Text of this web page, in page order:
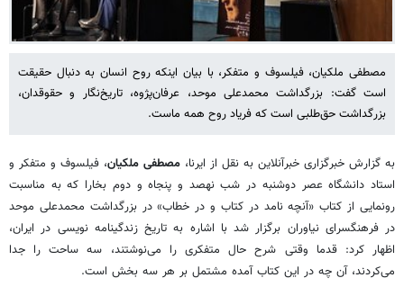
مصطفی ملکیان، فیلسوف و متفکر، با بیان اینکه روح انسان به دنبال حقیقت
است گفت: بزرگداشت محمدعلی موحد، عرفان‌پژوه، تاریخ‌نگار و حقوقدان،
بزرگداشت حق‌طلبی است که فریاد روح همه ماست.
به گزارش خبرگزاری خبرآنلاین به نقل از ایرنا، مصطفی ملکیان، فیلسوف و متفکر و
استاد دانشگاه عصر دوشنبه در شب نهصد و پنجاه و دوم بخارا که به مناسبت
رونمایی از کتاب «آنچه نامد در کتاب و در خطاب» در بزرگداشت محمدعلی موحد
در فرهنگسرای نیاوران برگزار شد با اشاره به تاریخ زندگینامه نویسی در ایران،
اظهار کرد: قدما وقتی شرح حال متفکری را می‌نوشتند، سه ساحت را جدا
می‌کردند، آن چه در این کتاب آمده مشتمل بر هر سه بخش است.